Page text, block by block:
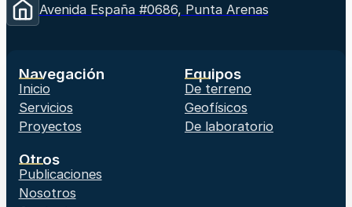
Avenida España #0686, Punta Arenas
Navegación
Inicio
Servicios
Proyectos
Equipos
De terreno
Geofísicos
De laboratorio
Otros
Publicaciones
Nosotros